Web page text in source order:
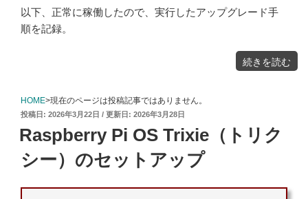
以下、正常に稼働したので、実行したアップグレード手
順を記録。
"Raspberry
Pi
Web
か
ら
Trixie
ー
ド"
続きを読む
HOME>現在のページは投稿記事ではありません。
投
日:
2026年3月22日 2026年3月28日
Raspberry Pi OS Trixie（トリク
シー）のセットアップ